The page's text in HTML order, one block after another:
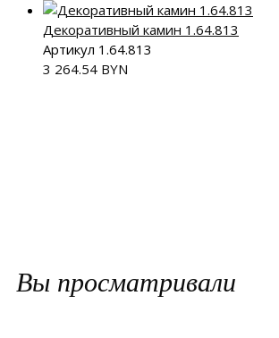
Декоративный камин 1.64.813
Артикул 1.64.813
3 264.54 BYN
Вы просматривали